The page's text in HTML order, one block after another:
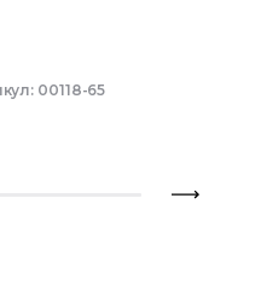
00118-65